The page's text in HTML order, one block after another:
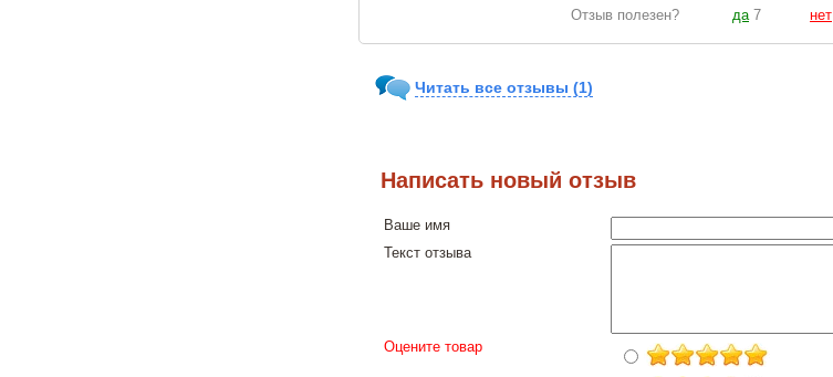
Отзыв полезен? да 7 нет
Читать все отзывы (1)
Написать новый отзыв
Ваше имя
Текст отзыва
Оцените товар